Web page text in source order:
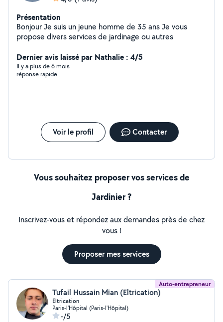
Présentation
Bonjour Je suis un jeune homme de 35 ans Je vous
propose divers services de jardinage ou autres
Dernier avis laissé par Nathalie : 4/5
Il y a plus de 6 mois
réponse rapide .
Voir le profil Contacter
Vous souhaitez proposer vos services de
Jardinier ?
Inscrivez-vous et répondez aux demandes près de chez
vous !
Proposer mes services
Auto-entrepreneur
Tufail Hussain Mian (Eltrication)
Eltrication
Paris-l'Hôpital (Paris-l'Hôpital)
-/5